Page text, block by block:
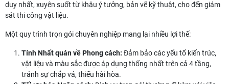
duy nhất, xuyên suốt từ khâu ý tưởng, bản vẽ kỹ thuật, cho đến giám
sát thi công vật liệu.
Một quy trình trọn gói chuyên nghiệp mang lại nhiều lợi thế:
Tính Nhất quán về Phong cách: Đảm bảo các yếu tố kiến trúc,
vật liệu và màu sắc được áp dụng thống nhất trên cả 4 tầng,
tránh sự chắp vá, thiếu hài hòa.